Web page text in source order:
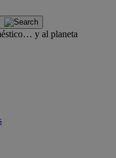
y al planeta